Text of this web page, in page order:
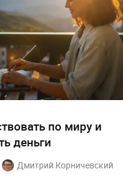
по миру и
деньги
Дмитрий Корничевский